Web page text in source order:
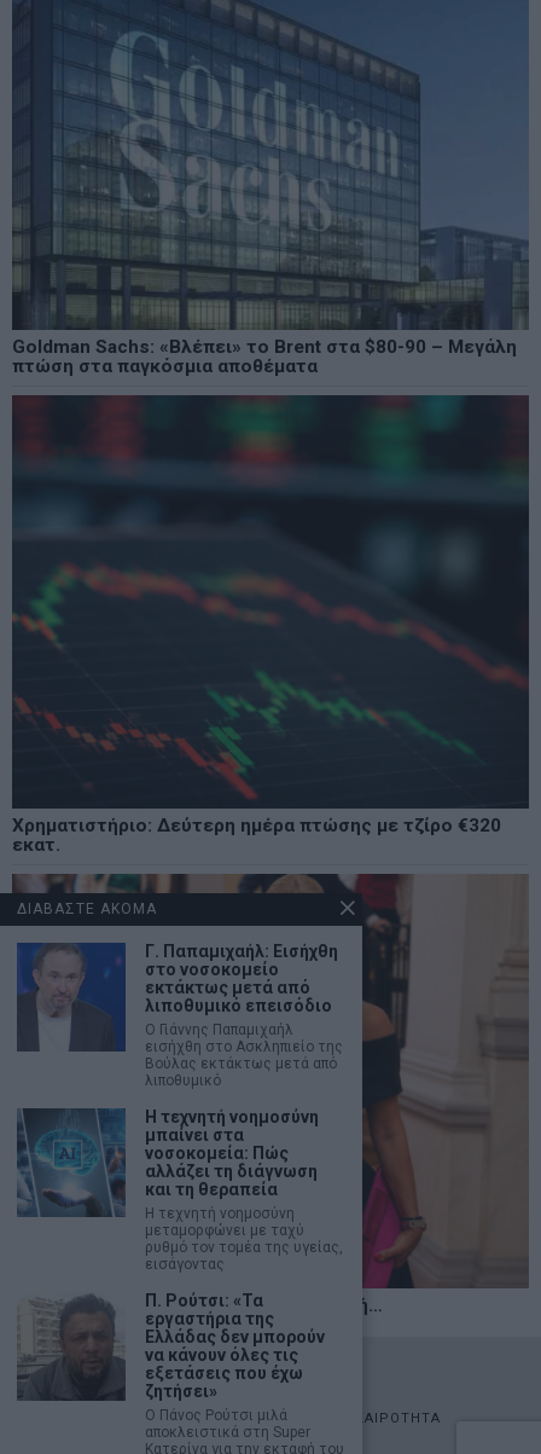
Goldman Sachs: «Βλέπει» το Brent στα $80-90 – Μεγάλη
πτώση στα παγκόσμια αποθέματα
Χρηματιστήριο: Δεύτερη ημέρα πτώσης με τζίρο €320
εκατ.
Η αληθινή παιδεία ξεκινά από την ψυχή…
©2026 - marketnews.gr - All Rights Reserved
ΟΙΚΟΝΟΜΙΑ ΠΟΛΙΤΙΚΗ ΑΓΟΡΕΣ
ΕΠΙΚΑΙΡΟΤΗΤΑ
LIFESTYLE
ΔΙΑΒΑΣΤΕ ΑΚΟΜΑ
Γ. Παπαμιχαήλ: Εισήχθη
στο νοσοκομείο
εκτάκτως μετά από
λιποθυμικό επεισόδιο
Ο Γιάννης Παπαμιχαήλ
εισήχθη στο Ασκληπιείο της
Βούλας εκτάκτως μετά από
λιποθυμικό
Η τεχνητή νοημοσύνη
μπαίνει στα
νοσοκομεία: Πώς
αλλάζει τη διάγνωση
και τη θεραπεία
Η τεχνητή νοημοσύνη
μεταμορφώνει με ταχύ
ρυθμό τον τομέα της υγείας,
εισάγοντας
Π. Ρούτσι: «Τα
εργαστήρια της
Ελλάδας δεν μπορούν
να κάνουν όλες τις
εξετάσεις που έχω
ζητήσει»
Ο Πάνος Ρούτσι μιλά
αποκλειστικά στη Super
Κατερίνα για την εκταφή του